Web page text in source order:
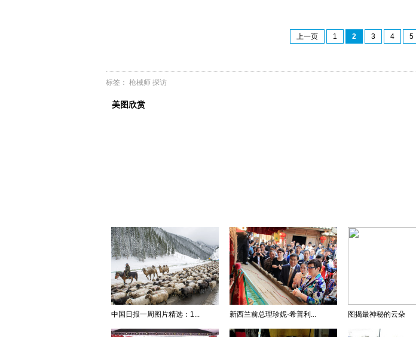
上一页 1 2 3 4 5
标签： 枪械师 探访
美图欣赏
中国日报一周图片精选：1... 新西兰前总理珍妮·希普利... 图揭最神秘的云朵